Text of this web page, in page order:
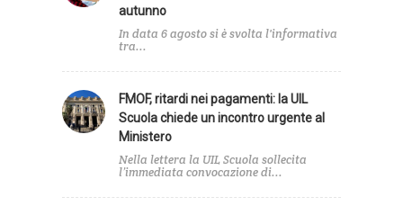
autunno
In data 6 agosto si è svolta l'informativa
tra...
FMOF, ritardi nei pagamenti: la UIL
Scuola chiede un incontro urgente al
Ministero
Nella lettera la UIL Scuola sollecita
l’immediata convocazione di...